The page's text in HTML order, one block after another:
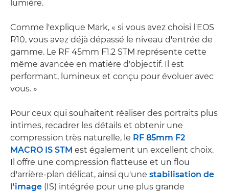
lumière.
Comme l'explique Mark, « si vous avez choisi l'EOS
R10, vous avez déjà dépassé le niveau d'entrée de
gamme. Le RF 45mm F1.2 STM représente cette
même avancée en matière d'objectif. Il est
performant, lumineux et conçu pour évoluer avec
vous. »
Pour ceux qui souhaitent réaliser des portraits plus
intimes, recadrer les détails et obtenir une
compression très naturelle, le RF 85mm F2
MACRO IS STM est également un excellent choix.
Il offre une compression flatteuse et un flou
d'arrière-plan délicat, ainsi qu'une stabilisation de
l'image (IS) intégrée pour une plus grande